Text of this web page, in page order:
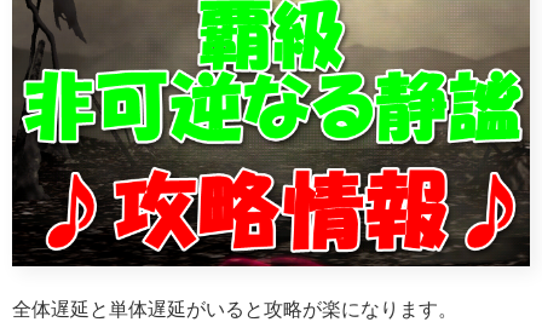
全体遅延と単体遅延がいると攻略が楽になります。